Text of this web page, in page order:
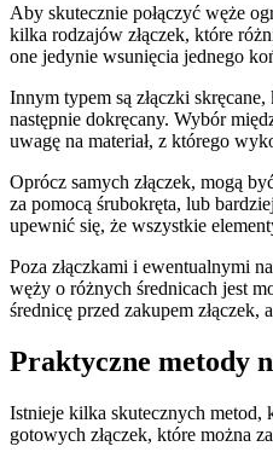
Aby skutecznie połączyć węże
kilka rodzajów złączek, które
one jedynie wsunięcia jednego
Innym typem są złączki
następnie dokręcany. Wybór
uwagę na materiał, z którego
Oprócz samych złączek, mogą
za pomocą śrubokręta, lub
upewnić się, że wszystkie
Poza złączkami i ewentualnymi
węży o różnych średnicach jest
średnicę przed zakupem
Praktyczne metody
Istnieje kilka skutecznych metod,
gotowych złączek, które można